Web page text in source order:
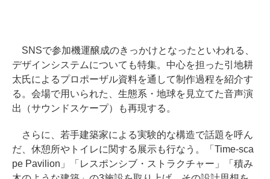
SNSで参加機運醸成のきっかけとなったといわれる、
デザインシステムについても特集。中心を担った引地耕
太氏によるプロポーザル資料を通して制作過程を紹介す
る。会場で用いられた、生態系・地球を見立てた音声演
出（サウンドスケープ）も再現する。
さらに、若手建築家による実験的な構造で話題を呼ん
だ、休憩所やトイレに関する展示も行なう。「Time-sca
pe Pavilion」「レスポンシブ・ストラクチャー」「積み